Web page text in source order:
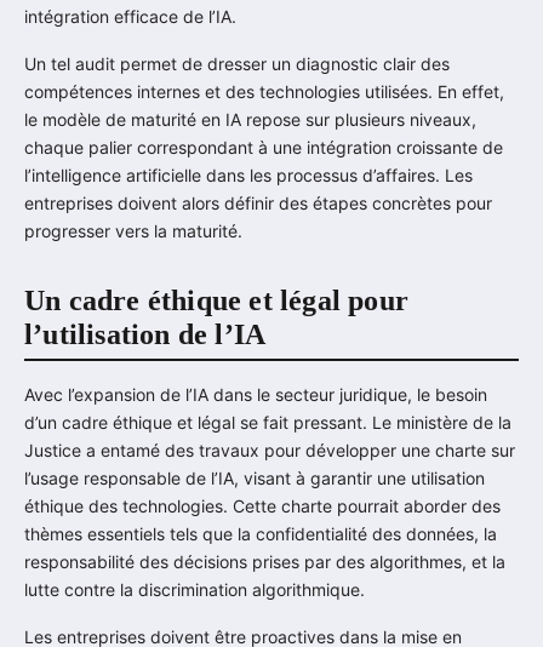
intégration efficace de l’IA.
Un tel audit permet de dresser un diagnostic clair des
compétences internes et des technologies utilisées. En effet,
le modèle de maturité en IA repose sur plusieurs niveaux,
chaque palier correspondant à une intégration croissante de
l’intelligence artificielle dans les processus d’affaires. Les
entreprises doivent alors définir des étapes concrètes pour
progresser vers la maturité.
Un cadre éthique et légal pour
l’utilisation de l’IA
Avec l’expansion de l’IA dans le secteur juridique, le besoin
d’un cadre éthique et légal se fait pressant. Le ministère de la
Justice a entamé des travaux pour développer une charte sur
l’usage responsable de l’IA, visant à garantir une utilisation
éthique des technologies. Cette charte pourrait aborder des
thèmes essentiels tels que la confidentialité des données, la
responsabilité des décisions prises par des algorithmes, et la
lutte contre la discrimination algorithmique.
Les entreprises doivent être proactives dans la mise en